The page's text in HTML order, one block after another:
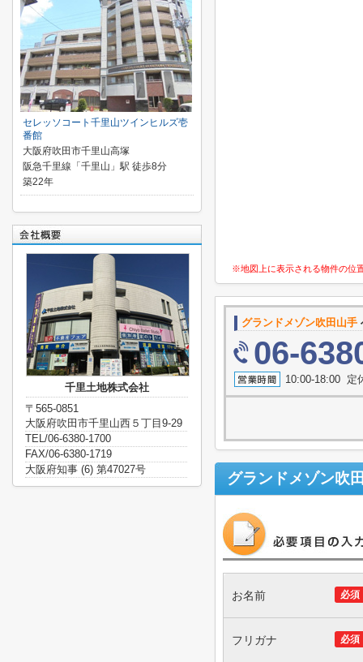
※地図上に表示される物件の位
グランドメゾン吹田山手
06-
10:00-18:00 定
グランドメゾン吹
必須
お名前
必須
フリガナ
セレッソコート千里山ツインヒルズ壱
番館
大阪府吹田市千里山高塚
阪急千里線「千里山」駅 徒歩8分
築22年
千里土地株式会社
〒565-0851
大阪府吹田市千里山西５丁目9-29
TEL/06-6380-1700
FAX/06-6380-1719
大阪府知事 (6) 第47027号